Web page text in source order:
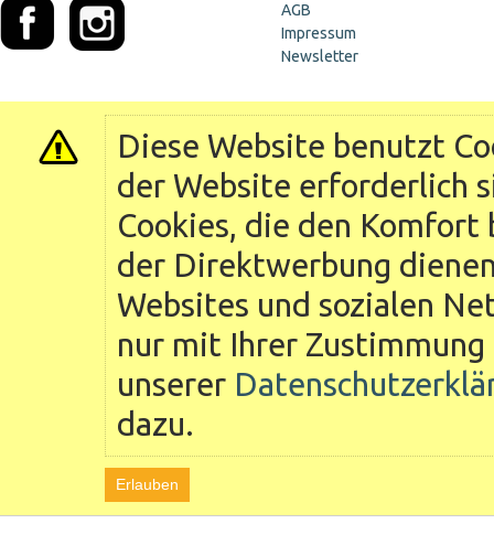
AGB
Impressum
Newsletter
Diese Website benutzt
der Website erforderlich
Cookies, die den
der Direktwerbung
Websites und sozialen
nur mit Ihrer
unserer
dazu.
Erlauben